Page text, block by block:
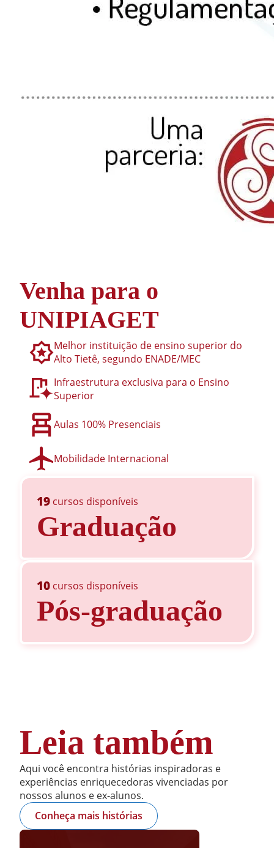
Venha para o
UNIPIAGET
Melhor instituição de ensino superior do
Alto Tietê, segundo ENADE/MEC
Infraestrutura exclusiva para o Ensino
Superior
Aulas 100% Presenciais
Mobilidade Internacional
19 cursos disponíveis
Graduação
10 cursos disponíveis
Pós-graduação
Leia também
Aqui você encontra histórias inspiradoras e
experiências enriquecedoras vivenciadas por
nossos alunos e ex-alunos.
Conheça mais histórias